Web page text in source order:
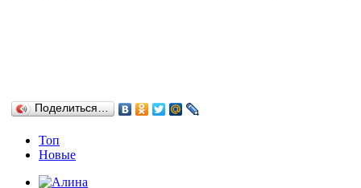
Поделиться…
Топ
Новые